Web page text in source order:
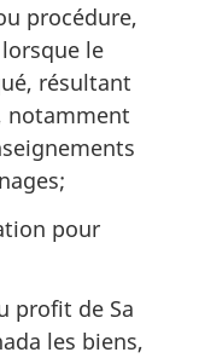
procédure,
le
résultant
notamment
pour
profit de Sa
les biens,